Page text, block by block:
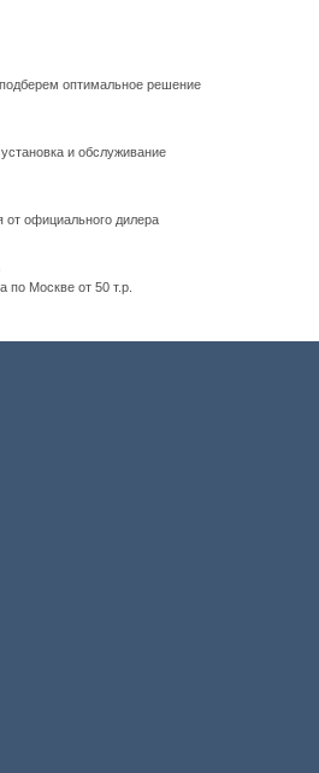
оптимальное решение
и обслуживание
от официального дилера
по Москве от 50 т.р.